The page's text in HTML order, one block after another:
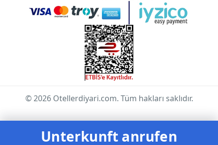
© 2026 Otellerdiyari.com. Tüm hakları saklıdır.
Unterkunft anrufen